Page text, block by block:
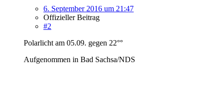
6. September 2016 um 21:47
Offizieller Beitrag
#2
Polarlicht am 05.09. gegen 22°°
Aufgenommen in Bad Sachsa/NDS